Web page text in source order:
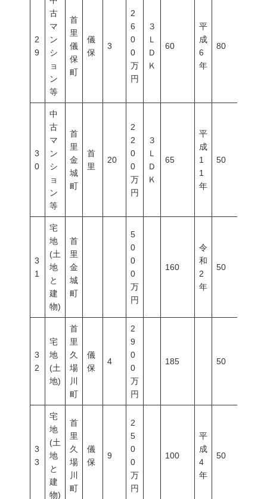
2
9
古
マ
ン
シ
ョ
ン
等
首
里
儀
保
町
儀
保
3
2
6
0
0
万
円
３
Ｌ
Ｄ
Ｋ
60
平
成
6
年
80
3
0
中
古
マ
ン
シ
ョ
ン
等
首
里
金
城
町
首
里
20
2
2
0
0
万
円
３
Ｌ
Ｄ
Ｋ
65
平
成
1
1
年
50
3
1
宅
地
(土
地
と
建
物)
首
里
金
城
町
5
0
0
0
万
円
160
令
和
2
年
50
3
2
宅
地
(土
地)
首
里
久
場
川
町
儀
保
4
2
9
0
0
万
円
185 50
3
3
宅
地
(土
地
と
建
物)
首
里
久
場
川
町
儀
保
9
2
5
0
0
万
円
100
平
成
4
年
50